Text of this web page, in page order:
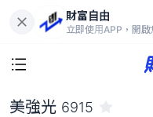
財富自由
立即使用APP，開啟
美強光 6915